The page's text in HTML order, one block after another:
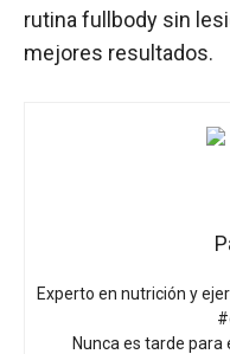
rutina fullbody sin
mejores resultados.
Experto en nutrición y
Nunca es tarde